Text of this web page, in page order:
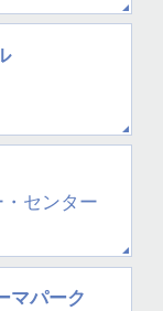
センター
マパーク